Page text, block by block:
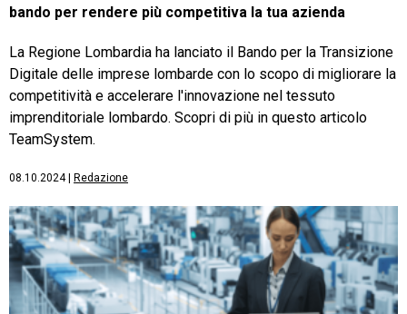
bando per rendere più competitiva la tua azienda
La Regione Lombardia ha lanciato il Bando per la Transizione
Digitale delle imprese lombarde con lo scopo di migliorare la
competitività e accelerare l'innovazione nel tessuto
imprenditoriale lombardo. Scopri di più in questo articolo
TeamSystem.
08.10.2024| Redazione